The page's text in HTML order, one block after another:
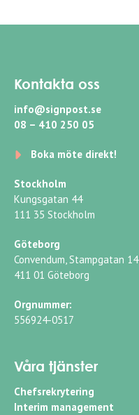
Kontakta oss
info@signpost.se
08 – 410 250 05
Boka möte direkt!
Stockholm
Kungsgatan 44
111 35 Stockholm
Göteborg
Convendum, Stampgatan 14
411 01 Göteborg
Orgnummer:
556924-0517
Våra tjänster
Chefsrekrytering
Interim management